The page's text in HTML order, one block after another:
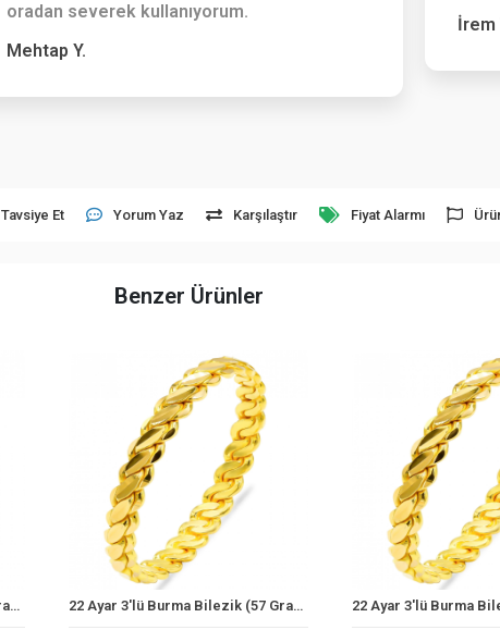
oradan severek kullanıyorum.
Mehtap Y.
İrem
Tavsiye Et Yorum Yaz Karşılaştır Fiyat Alarmı
Benzer Ürünler
22 Ayar 3'lü Burma Bilezik (58 Gram)
Sepete Ekle
22 Ayar 3'lü Burma Bilezik (57 Gram)
Sepete